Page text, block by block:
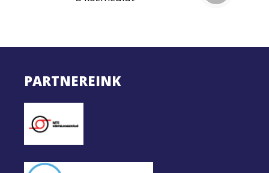
PARTNEREINK